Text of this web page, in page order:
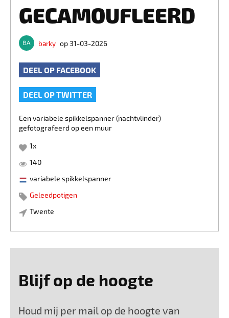
GECAMOUFLEERD
barky op 31-03-2026
DEEL OP FACEBOOK
DEEL OP TWITTER
Een variabele spikkelspanner (nachtvlinder)
gefotografeerd op een muur
1x
140
variabele spikkelspanner
Geleedpotigen
Twente
Blijf op de hoogte
Houd mij per mail op de hoogte van